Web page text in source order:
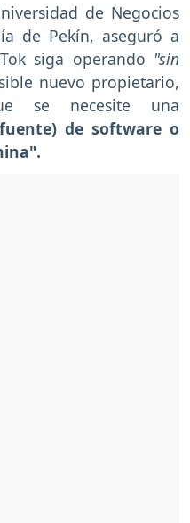
de Negocios
de Pekín, aseguró a
siga operando "sin
nuevo propietario,
se necesite una
de software o